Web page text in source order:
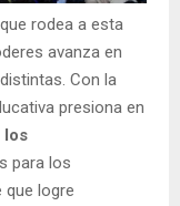
rodea a esta
avanza en
Con la
presiona en
los
para los
que logre